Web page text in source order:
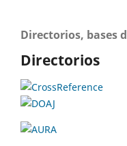
Directorios, bases
Directorios